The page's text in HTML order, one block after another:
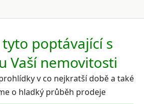
poptávající s
Vaší nemovitosti
v co nejkratší době a také
o hladký průběh prodeje